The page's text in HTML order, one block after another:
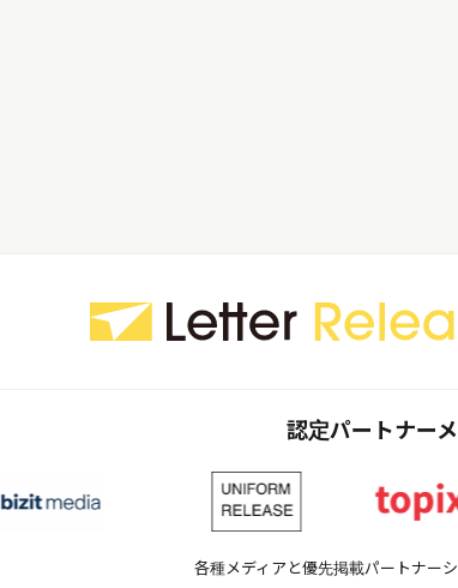
認定パートナー
各種メディアと優先掲載パートナー